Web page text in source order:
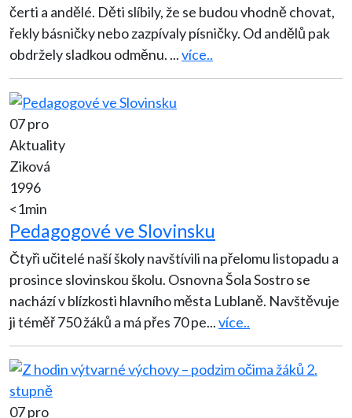
čerti a andělé. Děti slíbily, že se budou vhodně chovat,
řekly básničky nebo zazpívaly písničky. Od andělů pak
obdržely sladkou odměnu. ...více..
07 pro
Aktuality
Ziková
1996
<1min
Pedagogové ve Slovinsku
Čtyři učitelé naší školy navštívili na přelomu listopadu a
prosince slovinskou školu. Osnovna Šola Sostro se
nachází v blízkosti hlavního města Lublaně. Navštěvuje
ji téměř 750 žáků a má přes 70 pe...více..
07 pro